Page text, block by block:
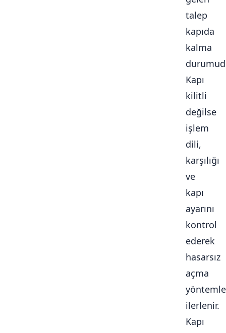
talep
kapıda
kalma
Kapı
kilitli
değilse
işlem
dili,
karşılığı
ve
kapı
ayarını
kontrol
ederek
hasarsız
açma
ilerlenir.
Kapı